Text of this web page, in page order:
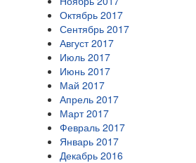
Октябрь 2017
Сентябрь 2017
Август 2017
Июль 2017
Июнь 2017
Май 2017
Апрель 2017
Март 2017
Февраль 2017
Январь 2017
Декабрь 2016